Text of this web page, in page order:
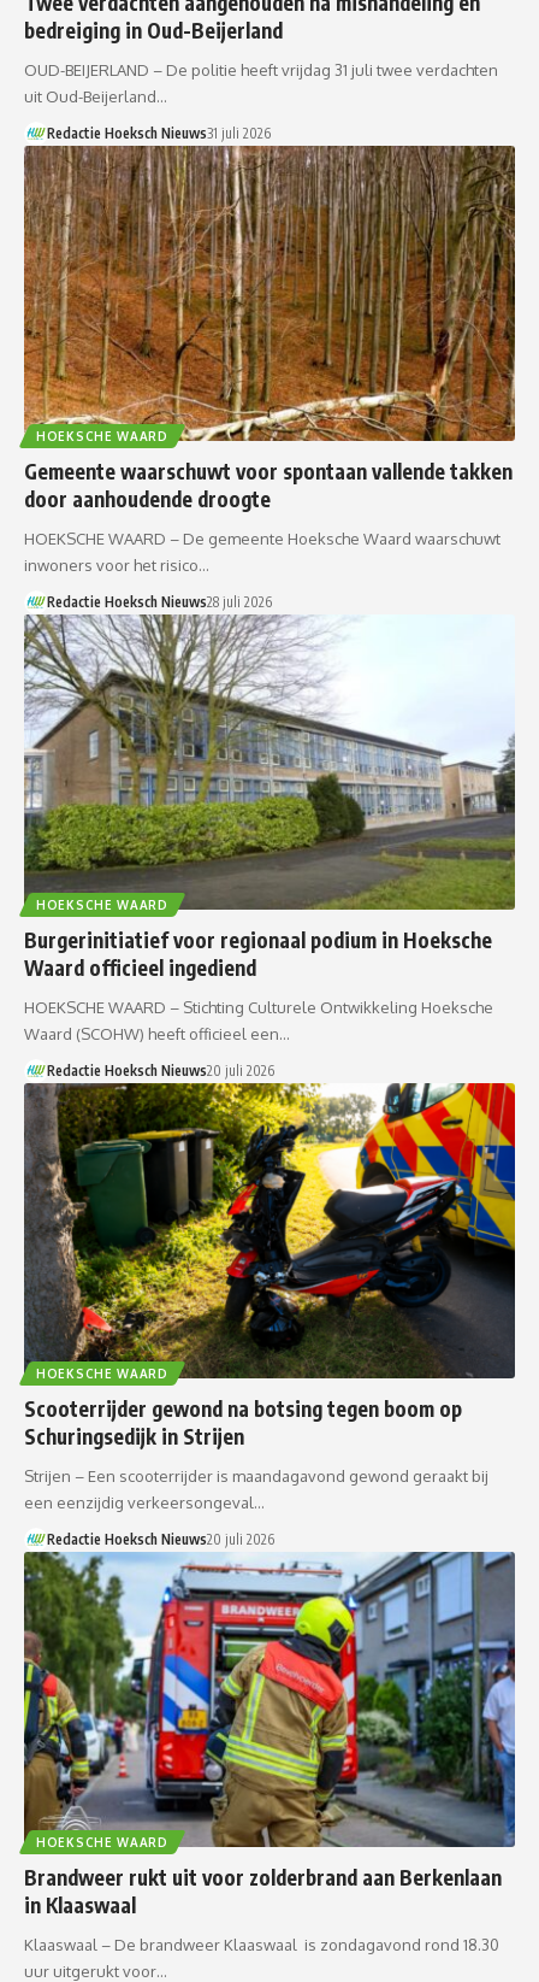
bedreiging in Oud-Beijerland
OUD-BEIJERLAND – De politie heeft vrijdag 31 juli twee verdachten
uit Oud-Beijerland…
Redactie Hoeksch Nieuws31 juli 2026
HOEKSCHE WAARD
Gemeente waarschuwt voor spontaan vallende takken
door aanhoudende droogte
HOEKSCHE WAARD – De gemeente Hoeksche Waard waarschuwt
inwoners voor het risico…
Redactie Hoeksch Nieuws28 juli 2026
HOEKSCHE WAARD
Burgerinitiatief voor regionaal podium in Hoeksche
Waard officieel ingediend
HOEKSCHE WAARD – Stichting Culturele Ontwikkeling Hoeksche
Waard (SCOHW) heeft officieel een…
Redactie Hoeksch Nieuws20 juli 2026
HOEKSCHE WAARD
Scooterrijder gewond na botsing tegen boom op
Schuringsedijk in Strijen
Strijen – Een scooterrijder is maandagavond gewond geraakt bij
een eenzijdig verkeersongeval…
Redactie Hoeksch Nieuws20 juli 2026
HOEKSCHE WAARD
Brandweer rukt uit voor zolderbrand aan Berkenlaan
in Klaaswaal
Klaaswaal – De brandweer Klaaswaal is zondagavond rond 18.30
uur uitgerukt voor…